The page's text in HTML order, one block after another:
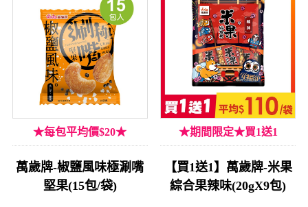
★每包平均價$20★
萬歲牌-椒鹽風味極涮嘴
堅果(15包/袋)
★期間限定★買1送1
【買1送1】萬歲牌-米果
綜合果辣味(20gX9包)